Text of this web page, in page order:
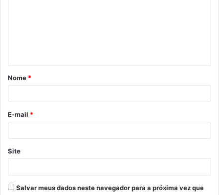
á
r
*
Nome *
E-mail *
Site
Salvar meus dados neste navegador para a próxima vez que